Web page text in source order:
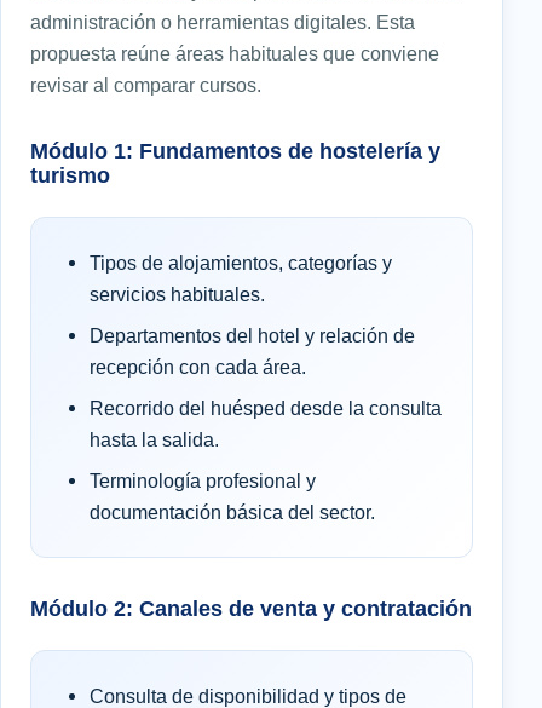
administración o herramientas digitales. Esta
propuesta reúne áreas habituales que conviene
revisar al comparar cursos.
Módulo 1: Fundamentos de hostelería y
turismo
Tipos de alojamientos, categorías y
servicios habituales.
Departamentos del hotel y relación de
recepción con cada área.
Recorrido del huésped desde la consulta
hasta la salida.
Terminología profesional y
documentación básica del sector.
Módulo 2: Canales de venta y contratación
Consulta de disponibilidad y tipos de